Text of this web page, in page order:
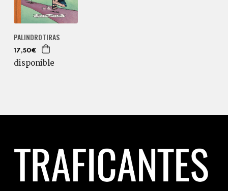
PALINDROTIRAS
17,50€
disponible